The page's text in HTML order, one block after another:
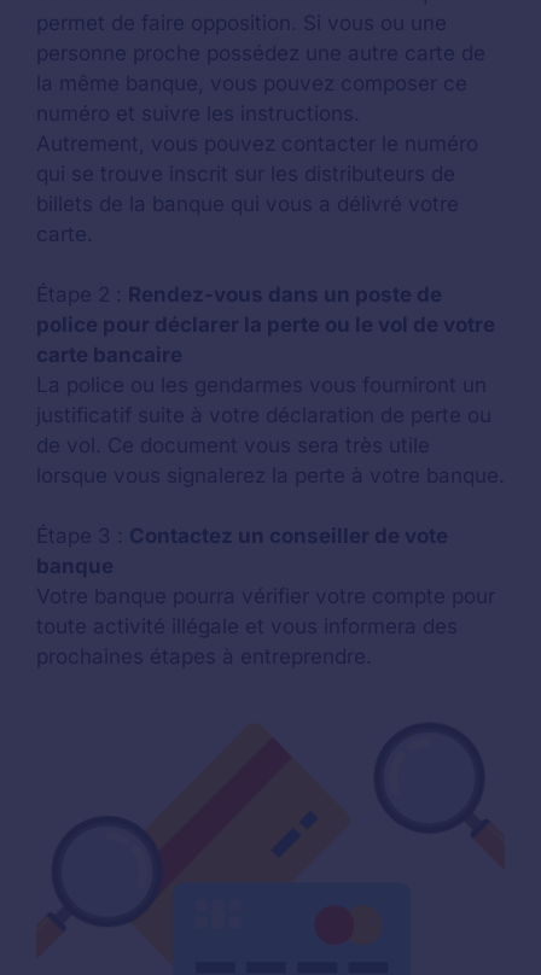
permet de faire opposition. Si vous ou une
personne proche possédez une autre carte de
la même banque, vous pouvez composer ce
numéro et suivre les instructions.
Autrement, vous pouvez contacter le numéro
qui se trouve inscrit sur les distributeurs de
billets de la banque qui vous a délivré votre
carte.
Étape 2 : Rendez-vous dans un poste de
police pour déclarer la perte ou le vol de votre
carte bancaire
La police ou les gendarmes vous fourniront un
justificatif suite à votre déclaration de perte ou
de vol. Ce document vous sera très utile
lorsque vous signalerez la perte à votre banque.
Étape 3 : Contactez un conseiller de vote
banque
Votre banque pourra vérifier votre compte pour
toute activité illégale et vous informera des
prochaines étapes à entreprendre.